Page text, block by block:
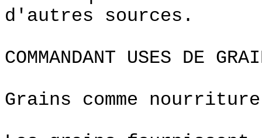
d'autres sources.
COMMANDANT USES DE
Grains comme nourriture